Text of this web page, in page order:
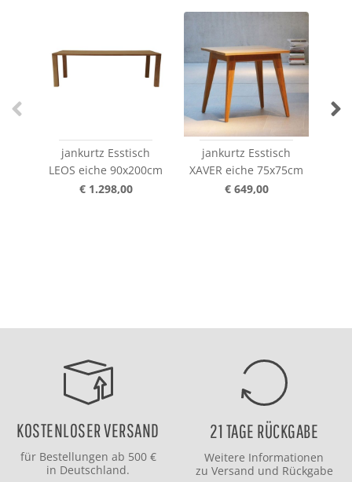
jankurtz Esstisch
LEOS eiche 90x200cm
€ 1.298,00
jankurtz Esstisch
XAVER eiche 75x75cm
€ 649,00
KOSTENLOSER VERSAND
für Bestellungen ab 500 €
in Deutschland.
21 TAGE RÜCKGABE
Weitere Informationen
zu Versand und Rückgabe